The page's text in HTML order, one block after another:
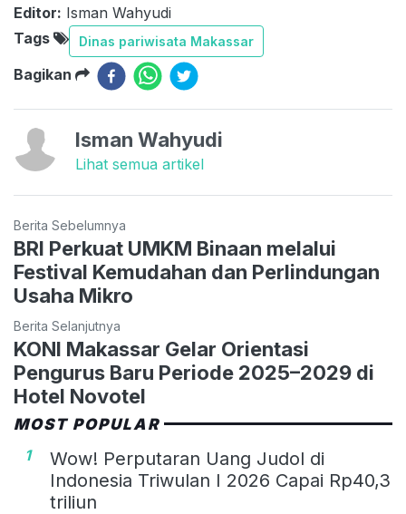
Editor: Isman Wahyudi
Tags
Dinas pariwisata Makassar
Bagikan
Isman Wahyudi
Lihat semua artikel
Berita Sebelumnya
BRI Perkuat UMKM Binaan melalui
Festival Kemudahan dan Perlindungan
Usaha Mikro
Berita Selanjutnya
KONI Makassar Gelar Orientasi
Pengurus Baru Periode 2025–2029 di
Hotel Novotel
MOST POPULAR
1
Wow! Perputaran Uang Judol di
Indonesia Triwulan I 2026 Capai Rp40,3
triliun